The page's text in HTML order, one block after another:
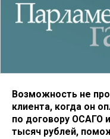
Возможность не
клиента, когда он
по договору ОСАГО
тысяч рублей,